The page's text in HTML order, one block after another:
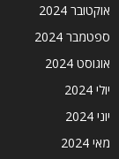
אוקטובר 2024
ספטמבר 2024
אוגוסט 2024
יולי 2024
יוני 2024
מאי 2024